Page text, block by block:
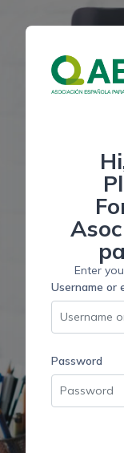
Skip to main content
Enter
Username or
Username or
Password
Password